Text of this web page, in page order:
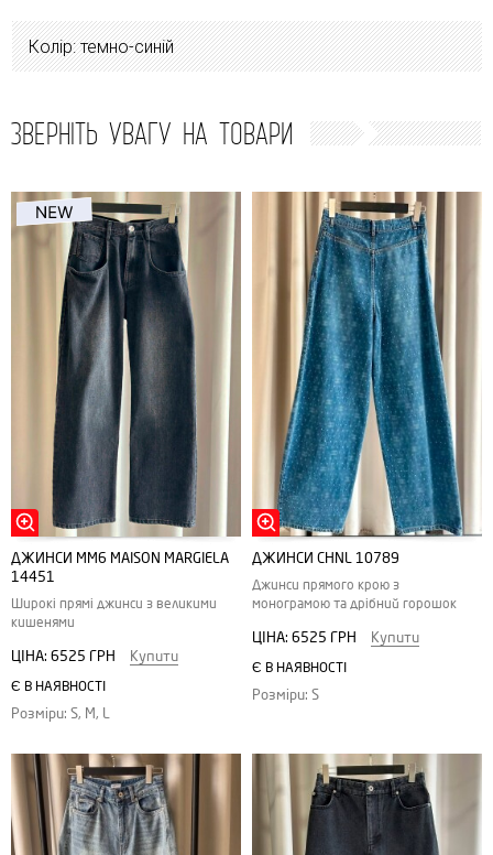
Колір: темно-синій
ЗВЕРНІТЬ УВАГУ НА ТОВАРИ
ДЖИНСИ MM6 MAISON MARGIELA
14451
Широкі прямі джинси з великими
кишенями
ЦІНА: 6525 ГРН Купити
Є В НАЯВНОСТІ
Розміри: S, M, L
ДЖИНСИ CHNL 10789
Джинси прямого крою з
монограмою та дрібний горошок
ЦІНА: 6525 ГРН Купити
Є В НАЯВНОСТІ
Розміри: S